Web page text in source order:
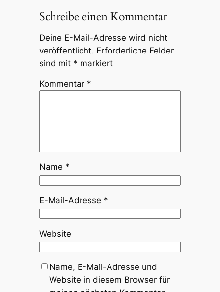
Schreibe einen Kommentar
Deine E-Mail-Adresse wird nicht
veröffentlicht. Erforderliche Felder
sind mit * markiert
Kommentar *
Name *
E-Mail-Adresse *
Website
Name, E-Mail-Adresse und
Website in diesem Browser für